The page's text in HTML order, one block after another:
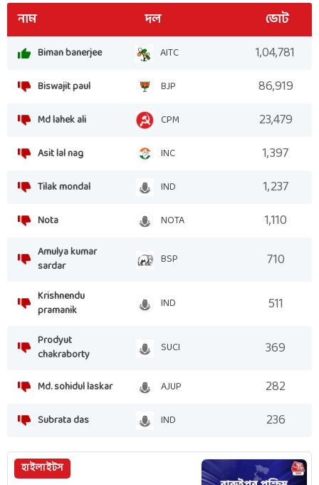
নাম দল ভোট
Biman banerjee AITC 1,04,781
Biswajit paul BJP 86,919
Md lahek ali CPM 23,479
Asit lal nag INC 1,397
Tilak mondal IND 1,237
Nota NOTA 1,110
Amulya kumar
sardar
BSP 710
Krishnendu
pramanik
IND 511
Prodyut
chakraborty
SUCI 369
Md. sohidul laskar AJUP 282
Subrata das IND 236
হাইলাইটস